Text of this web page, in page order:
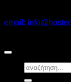
email:
Αναζήτηση